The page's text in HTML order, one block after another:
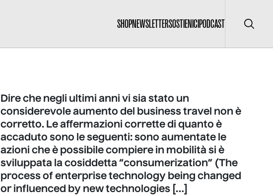
SHOPNEWSLETTERSOSTIENICIPODCAST Cerca
Dire che negli ultimi anni vi sia stato un
considerevole aumento del business travel non è
corretto. Le affermazioni corrette di quanto è
accaduto sono le seguenti: sono aumentate le
azioni che è possibile compiere in mobilità si è
sviluppata la cosiddetta “consumerization” (The
process of enterprise technology being changed
or influenced by new technologies […]